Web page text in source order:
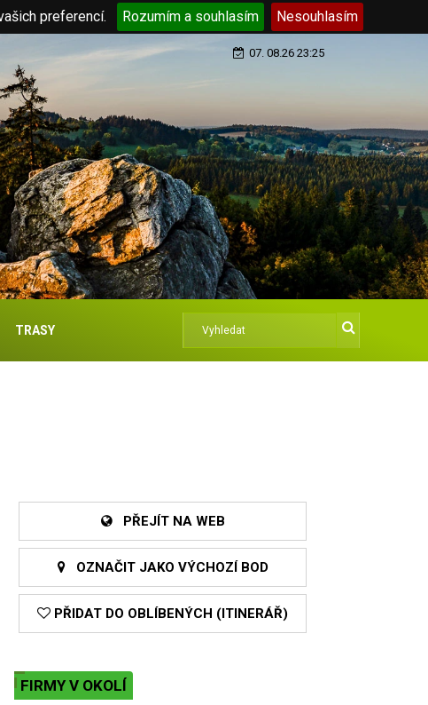
preferencí. Rozumím a souhlasím Nesouhlasím
07. 08.26 23:25
TRASY
PŘEJÍT NA WEB
OZNAČIT JAKO VÝCHOZÍ BOD
PŘIDAT DO OBLÍBENÝCH (ITINERÁŘ)
FIRMY V OKOLÍ